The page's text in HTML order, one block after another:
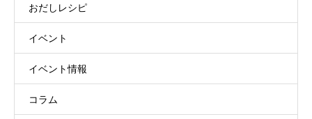
おだしレシピ
イベント
イベント情報
コラム